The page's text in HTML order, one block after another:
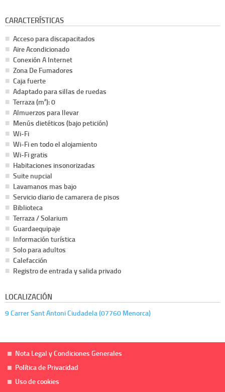
CARACTERÍSTICAS
Acceso para discapacitados
Aire Acondicionado
Conexión A Internet
Zona De Fumadores
Caja fuerte
Adaptado para sillas de ruedas
Terraza (m²): 0
Almuerzos para llevar
Menús dietéticos (bajo petición)
Wi-Fi
Wi-Fi en todo el alojamiento
Wi-Fi gratis
Habitaciones insonorizadas
Suite nupcial
Lavamanos mas bajo
Servicio diario de camarera de pisos
Biblioteca
Terraza / Solarium
Guardaequipaje
Información turística
Solo para adultos
Calefacción
Registro de entrada y salida privado
LOCALIZACIÓN
9 Carrer Sant Antoni Ciudadela (07760 Menorca)
Nota Legal y Condiciones Generales
Política de Privacidad
Uso de cookies